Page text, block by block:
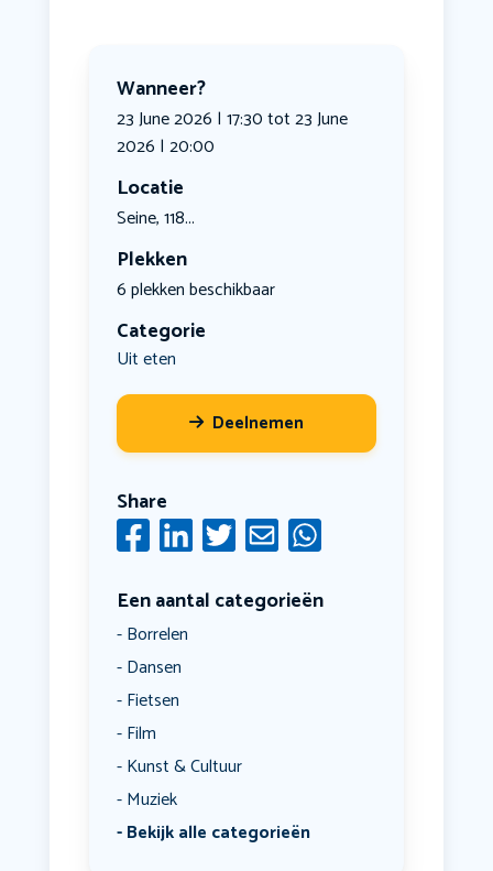
Wanneer?
23 June 2026 | 17:30 tot 23 June
2026 | 20:00
Locatie
Seine, 118...
Plekken
6 plekken beschikbaar
Categorie
Uit eten
Deelnemen
Share
Een aantal categorieën
Borrelen
Dansen
Fietsen
Film
Kunst & Cultuur
Muziek
Bekijk alle categorieën